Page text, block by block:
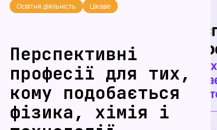
Освітня діяльність
Цікаве
Перспективні
професії для тих,
кому подобається
фізика, хімія і